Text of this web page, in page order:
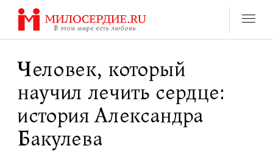
Перейти
содержанию
Человек, который
научил лечить сердце:
история Александра
Бакулева